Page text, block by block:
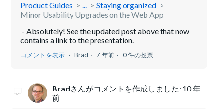
Product Guides ...
Staying organized
Minor Usability Upgrades on the Web App
- Absolutely! See the updated post above that now
contains a link to the presentation.
コメントを表示 Brad 7 年前 0 件の投票
Bradさんがコメントを作成しました: 10 年
前